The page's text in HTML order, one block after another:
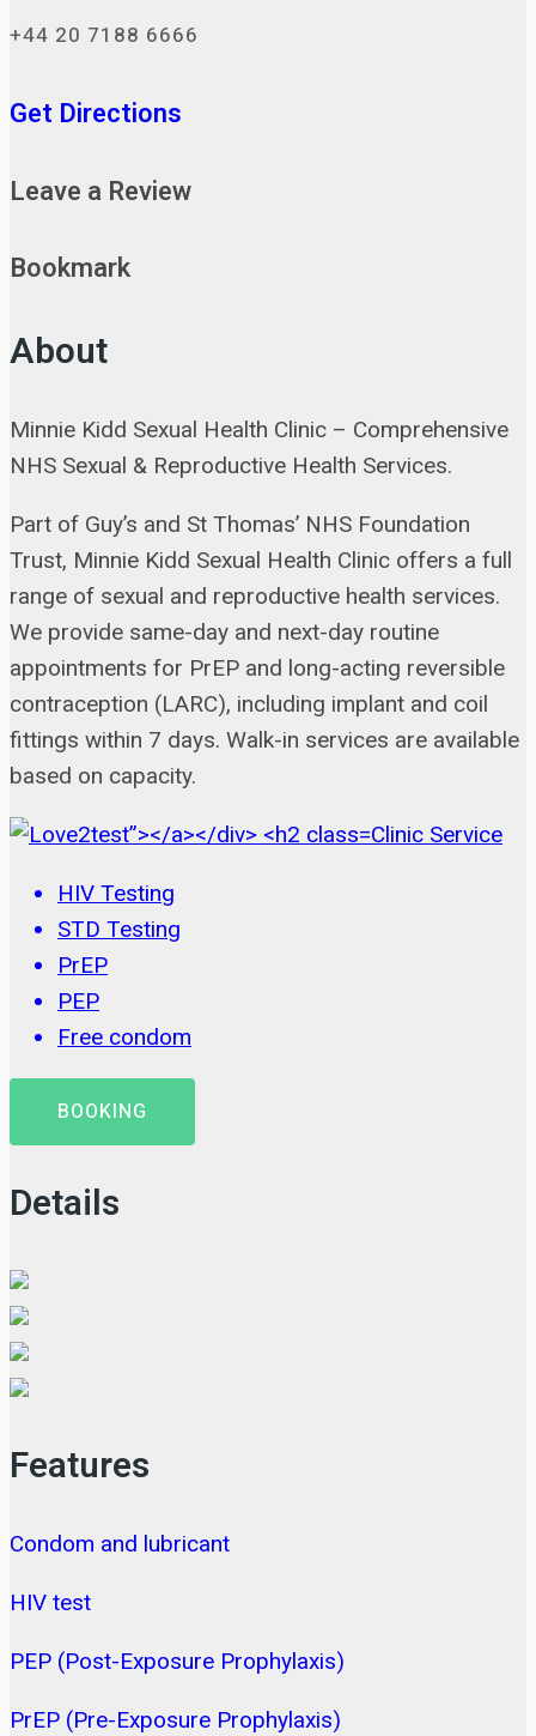
+44 20 7188 6666
Get Directions
Leave a Review
Bookmark
About
Minnie Kidd Sexual Health Clinic – Comprehensive
NHS Sexual & Reproductive Health Services.
Part of Guy’s and St Thomas’ NHS Foundation
Trust, Minnie Kidd Sexual Health Clinic offers a full
range of sexual and reproductive health services.
We provide same-day and next-day routine
appointments for PrEP and long-acting reversible
contraception (LARC), including implant and coil
fittings within 7 days. Walk-in services are available
based on capacity.
Clinic Service
HIV Testing
STD Testing
PrEP
PEP
Free condom
BOOKING
Details
Features
Condom and lubricant
HIV test
PEP (Post-Exposure Prophylaxis)
PrEP (Pre-Exposure Prophylaxis)